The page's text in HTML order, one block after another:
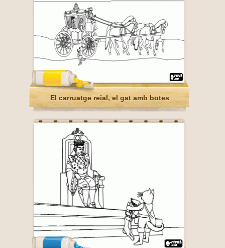
El carruatge reial, el gat amb botes